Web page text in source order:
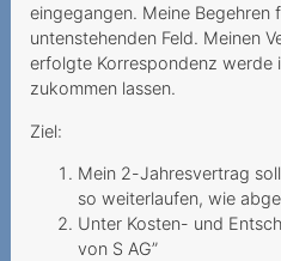
eingegangen. Meine Begehren
untenstehenden Feld. Meinen
erfolgte Korrespondenz werde
zukommen lassen.
Ziel:
Mein 2-Jahresvertrag
so weiterlaufen, wie
Unter Kosten- und
von S AG”
Appels